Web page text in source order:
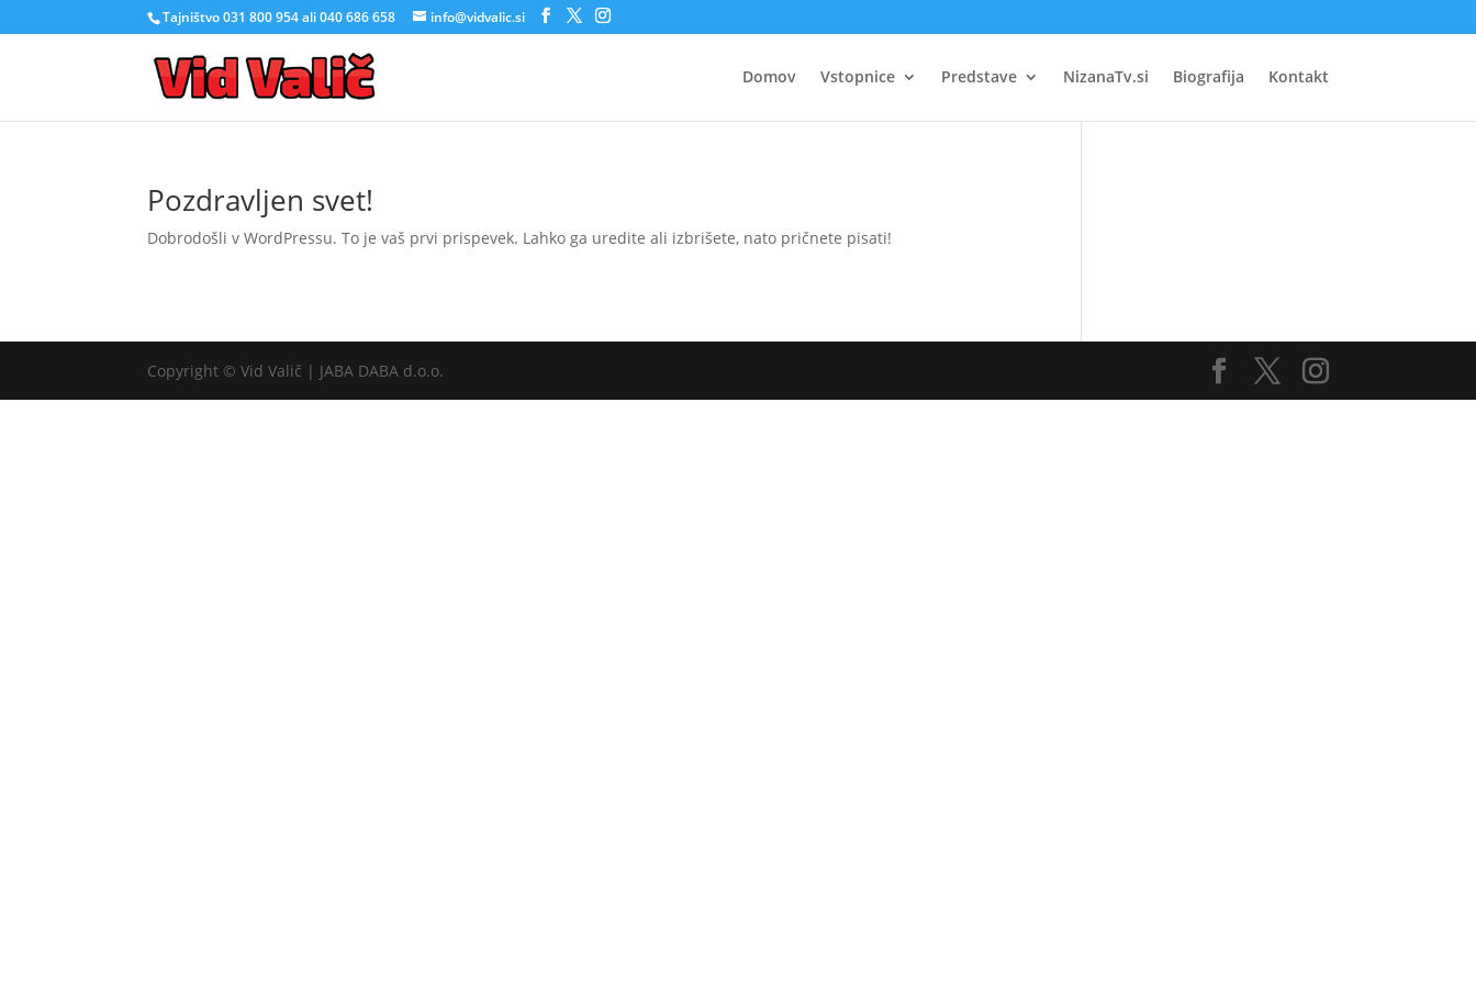
Tajništvo 031 800 954 ali 040 686 658 info@vidvalic.si
Domov Vstopnice Predstave NizanaTv.si Biografija Kontakt
Pozdravljen svet!
Dobrodošli v WordPressu. To je vaš prvi prispevek. Lahko ga uredite ali izbrišete, nato pričnete pisati!
Copyright © Vid Valič | JABA DABA d.o.o.